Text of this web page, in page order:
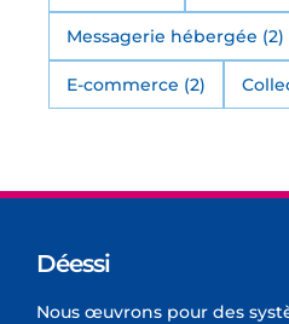
Messagerie hébergée (2)
E-commerce (2)
Déessi
Nous œuvrons pour des